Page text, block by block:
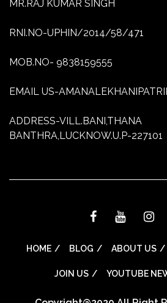
MR.RAJ KUMAR SINGH
RNI.NO-UPHIN/2014/58/471
MOB.NO- 9838159555
EMAIL US-
ADDRESS-VILL.BANI,THANA
BANTHRA,LUCKNOW.U.P-227101
HOME BLOG ABOUT US
JOIN US YOUTUBE